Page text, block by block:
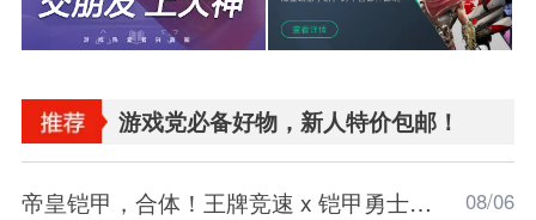
游戏党必备好物，新人特价包邮！
帝皇铠甲，合体！王牌竞速 x 铠甲勇士联动震撼开
08/06